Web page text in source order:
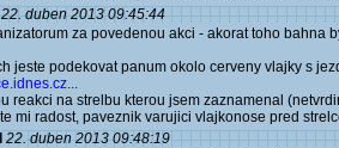
22. duben 2013 09:45:44
za povedenou akci - akorat toho bahna
jeste podekovat panum okolo cerveny vlajky s
reakci na strelbu kterou jsem zaznamenal
mi radost, paveznik varujici vlajkonose pred
22. duben 2013 09:48:19